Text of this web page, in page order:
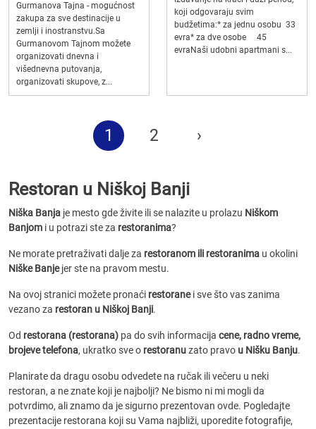
Gurmanova Tajna - mogućnost
zakupa za sve destinacije u
zemlji i inostranstvu.Sa
Gurmanovom Tajnom možete
organizovati dnevna i
višednevna putovanja,
organizovati skupove, z...
koji odgovaraju svim
budžetima:* za jednu osobu 33
evra* za dve osobe 45
evraNaši udobni apartmani s...
1 2 ›
Restoran u Niškoj Banji
Niška Banja je mesto gde živite ili se nalazite u prolazu Niškom
Banjom i u potrazi ste za restoranima?
Ne morate pretraživati dalje za restoranom ili restoranima u okolini
Niške Banjejer ste na pravom mestu.
Na ovoj stranici možete pronaći restoranei sve što vas zanima
vezano za restoran u Niškoj Banji.
Od restorana (restorana) pa do svih informacija cene, radno vreme,
brojeve telefona, ukratko sve o restoranuzato pravo u Nišku Banju.
Planirate da dragu osobu odvedete na ručak ili večeru u neki
restoran, a ne znate koji je najbolji? Ne bismo ni mi mogli da
potvrdimo, ali znamo da je sigurno prezentovan ovde. Pogledajte
prezentacije restorana koji su Vama najbliži, uporedite fotografije,